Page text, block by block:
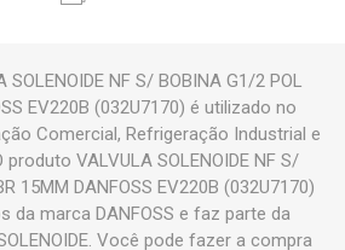
NF S/ BOBINA G1/2 POL
EV220B (032U7170) é utilizado no
Comercial, Refrigeração Industrial e
VALVULA SOLENOIDE NF S/
15MM DANFOSS EV220B (032U7170)
da marca DANFOSS e faz parte da
Você pode fazer a compra